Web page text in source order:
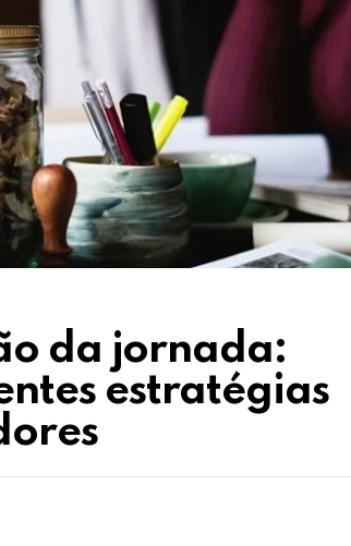
da jornada:
estratégias